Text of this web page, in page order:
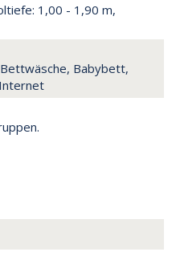
1,00 - 1,90 m,
Babybett,